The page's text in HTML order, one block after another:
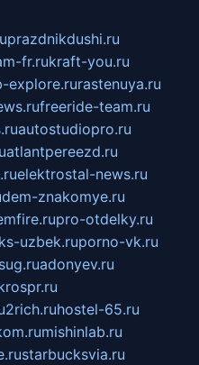
prazdnikdushi.ru
fr.rukraft-you.ru
explore.rurastenuya.ru
freeride-team.ru
autostudiopro.ru
atlantpereezd.ru
elektrostal-news.ru
znakomye.ru
pro-otdelky.ru
uzbek.ruporno-vk.ru
adonyev.ru
2rich.ruhostel-65.ru
mishinlab.ru
starbucksvia.ru